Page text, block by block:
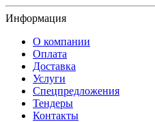
Информация
О компании
Оплата
Доставка
Услуги
Спецпредложения
Тендеры
Контакты